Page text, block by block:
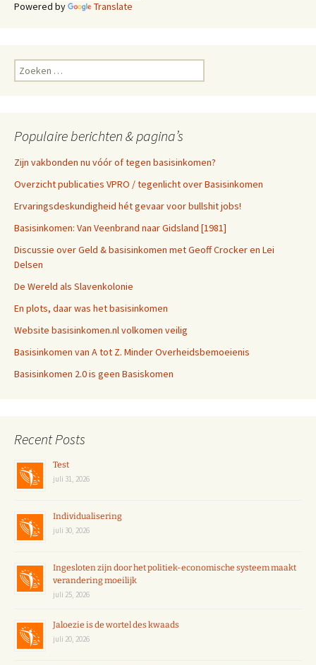
Powered by Translate
Zoeken
naar:
Populaire berichten & pagina’s
Zijn vakbonden nu vóór of tegen basisinkomen?
Overzicht publicaties VPRO / tegenlicht over Basisinkomen
Ervaringsdeskundigheid hét gevaar voor bullshit jobs!
Basisinkomen: Van Veenbrand naar Gidsland [1981]
Discussie over Geld & basisinkomen met Geoff Crocker en Lei
Delsen
De Wereld als Slavenkolonie
En plots, daar was het basisinkomen
Website basisinkomen.nl volkomen veilig
Basisinkomen van A tot Z. Minder Overheidsbemoeienis
Basisinkomen 2.0 is geen Basiskomen
Recent Posts
Test
juli 31, 2026
Individualisering
juli 30, 2026
Ingesloten zijn door het politiek-economische systeem maakt
verandering moeilijk
juli 25, 2026
Jaloezie is de wortel des kwaads
juli 20, 2026